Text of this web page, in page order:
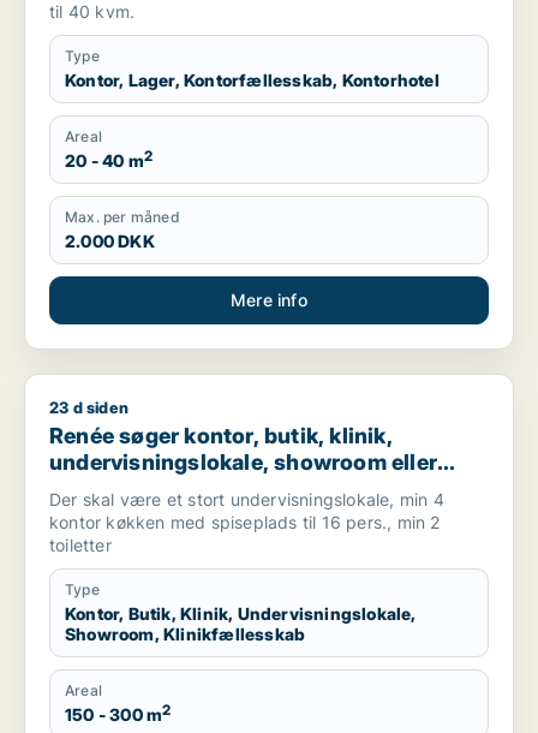
til 40 kvm.
Type
Kontor, Lager, Kontorfællesskab, Kontorhotel
Areal
20 - 40 m2
Max. per måned
2.000 DKK
Mere info
Renée søger kontor, butik, klinik, undervisningslokale,
23 d siden
Renée søger kontor, butik, klinik,
undervisningslokale, showroom eller
klinikfællesskab til leje i Ringsted
Der skal være et stort undervisningslokale, min 4
kontor køkken med spiseplads til 16 pers., min 2
toiletter
Type
Kontor, Butik, Klinik, Undervisningslokale,
Showroom, Klinikfællesskab
Areal
150 - 300 m2